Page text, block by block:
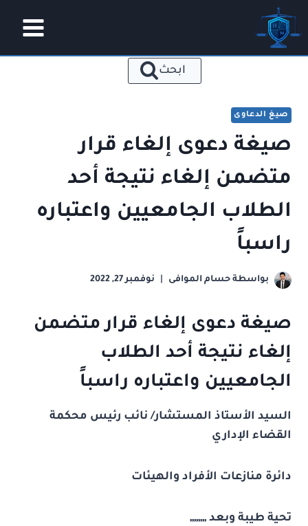
التجاوز
إلى
المحتوى
ابحث
صيغ الدعاوى
صيغة دعوى إلغاء قرار
متضمن إلغاء نتيجة أحد
الطلاب الجامعيين واعتباره
راسباً
بواسطة حسام الموافى نوفمبر 27, 2022
صيغة دعوى إلغاء قرار متضمن
إلغاء نتيجة أحد الطلاب
الجامعيين واعتباره راسباً
السيد الأستاذ المستشار/ نائب رئيس محكمة
القضاء الإداري
دائرة منازعات الأفراد والهيئات
تحية طيبة وبعد ,,,,,,,,